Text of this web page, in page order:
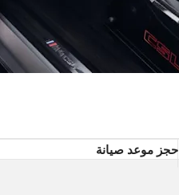
حجز موعد صيانة